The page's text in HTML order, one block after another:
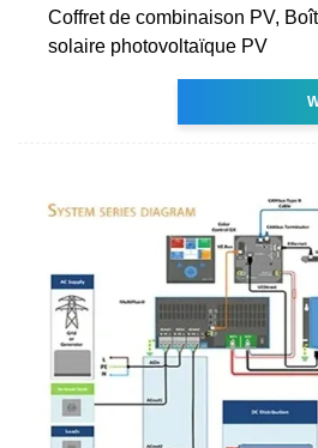
Coffret de combinaison PV,
solaire photovoltaïque PV